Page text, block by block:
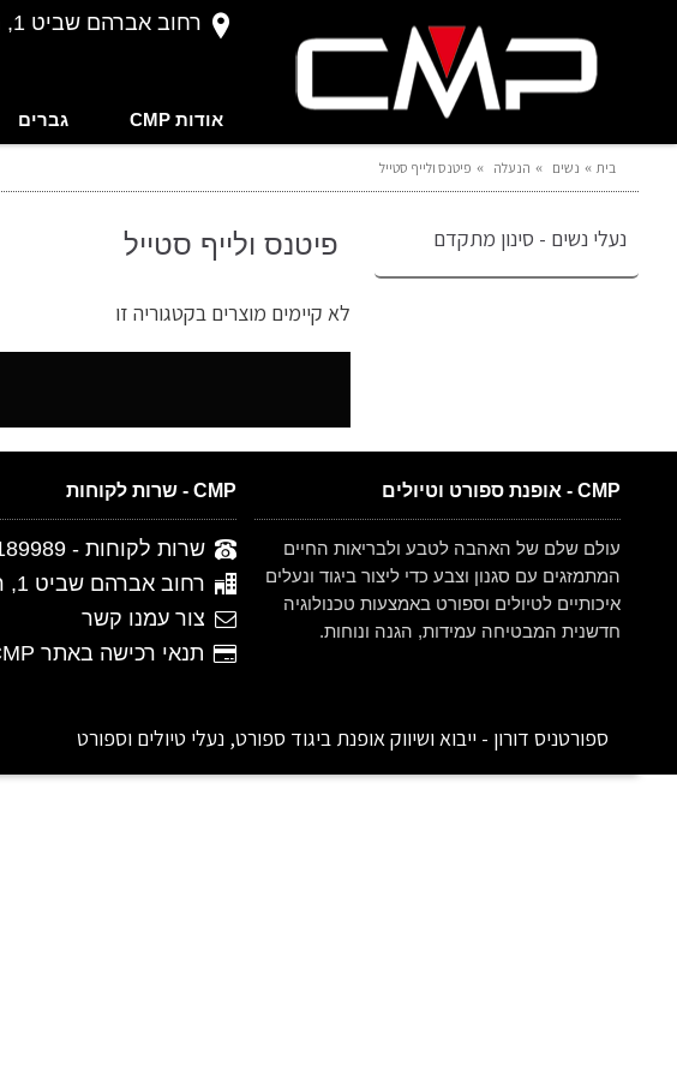
רחוב אברהם שביט 1, ראשון לציון
אודות CMP גברים
בית נשים הנעלה פיטנס ולייף סטייל
נעלי נשים - סינון מתקדם פיטנס ולייף סטייל
לא קיימים מוצרים בקטגוריה זו
CMP - אופנת ספורט וטיולים
עולם שלם של האהבה לטבע ולבריאות החיים
המתמזגים עם סגנון וצבע כדי ליצור ביגוד ונעלים
איכותיים לטיולים וספורט באמצעות טכנולוגיה
חדשנית המבטיחה עמידות, הגנה ונוחות.
CMP - שרות לקוחות
שרות לקוחות - 03-6189989
רחוב אברהם שביט 1, ראשון לציון
צור עמנו קשר
תנאי רכישה באתר CMP ישראל
ספורטניס דורון - ייבוא ושיווק אופנת ביגוד ספורט, נעלי טיולים וספורט